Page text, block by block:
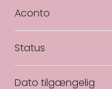
Aconto
Status
Dato tilgængelig